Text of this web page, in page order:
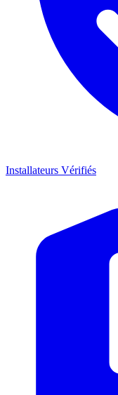
Installateurs Vérifiés